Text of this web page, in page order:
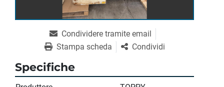
Condividere tramite email
Stampa scheda
Condividi
Specifiche